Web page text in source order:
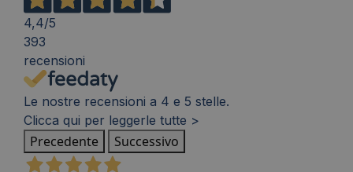
4,4/5
393
recensioni
Le nostre recensioni a 4 e 5 stelle.
Clicca qui per leggerle tutte >
Precedente Successivo